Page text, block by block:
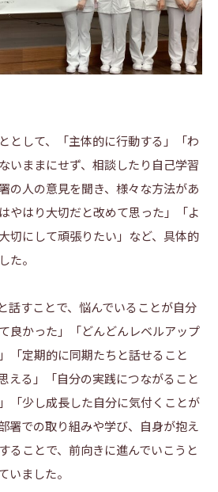
として、「主体的に行動する」「わ
いままにせず、相談したり自己学習
の人の意見を聞き、様々な方法があ
やはり大切だと改めて思った」「よ
切にして頑張りたい」など、具体的
た。
話すことで、悩んでいることが自分
良かった」「どんどんレベルアップ
「定期的に同期たちと話せること
える」「自分の実践につながること
「少し成長した自分に気付くことが
署での取り組みや学び、自身が抱え
ることで、前向きに進んでいこうと
いました。